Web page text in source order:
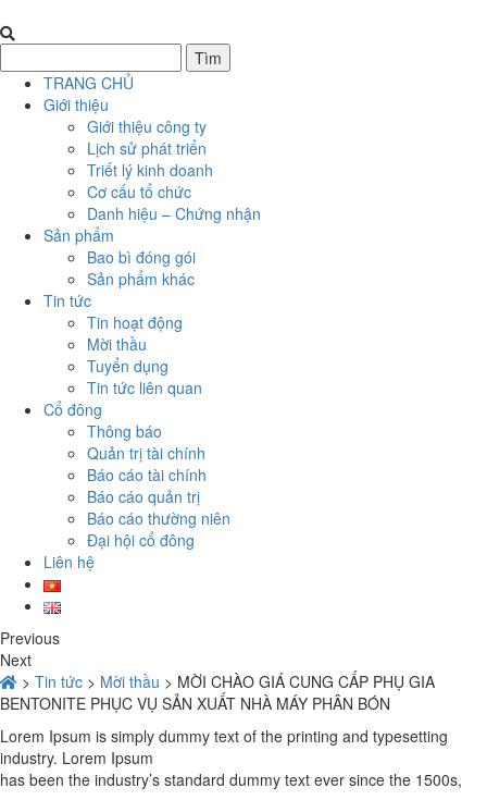
TRANG CHỦ
Giới thiệu
Giới thiệu công ty
Lịch sử phát triển
Triết lý kinh doanh
Cơ cấu tổ chức
Danh hiệu – Chứng nhận
Sản phẩm
Bao bì đóng gói
Sản phẩm khác
Tin tức
Tin hoạt động
Mời thầu
Tuyển dụng
Tin tức liên quan
Cổ đông
Thông báo
Quản trị tài chính
Báo cáo tài chính
Báo cáo quản trị
Báo cáo thường niên
Đại hội cổ đông
Liên hệ
Previous
Next
> Tin tức > Mời thầu > MỜI CHÀO GIÁ CUNG CẤP PHỤ GIA
BENTONITE PHỤC VỤ SẢN XUẤT NHÀ MÁY PHÂN BÓN
Lorem Ipsum is simply dummy text of the printing and typesetting
industry. Lorem Ipsum
has been the industry’s standard dummy text ever since the 1500s,